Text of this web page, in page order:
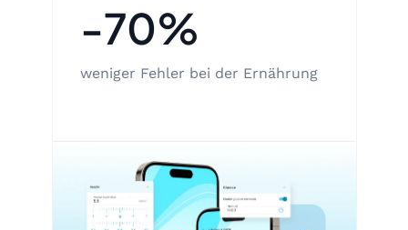
-70%
weniger Fehler bei der Ernährung